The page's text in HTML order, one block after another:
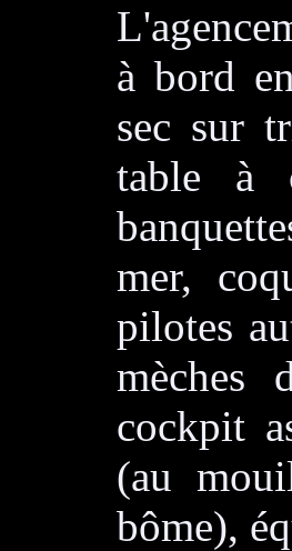
à bord
sec sur
table à
mer,
pilotes
mèches
cockpit
(au
bôme),